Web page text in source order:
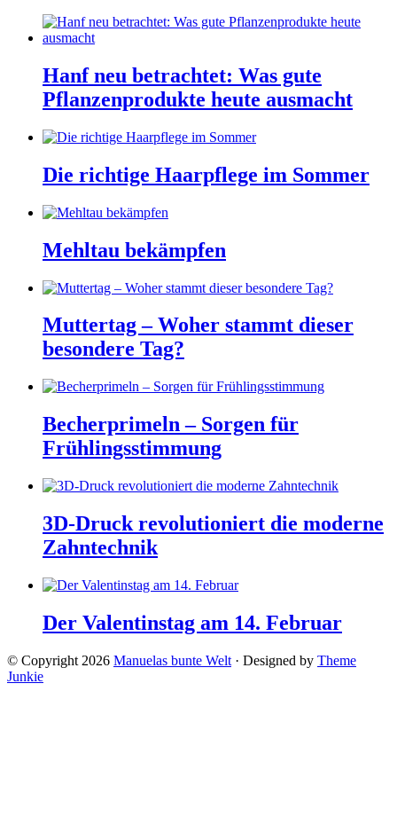
Hanf neu betrachtet: Was gute
Pflanzenprodukte heute ausmacht
Die richtige Haarpflege im Sommer
Mehltau bekämpfen
Muttertag – Woher stammt dieser
besondere Tag?
Becherprimeln – Sorgen für
Frühlingsstimmung
3D-Druck revolutioniert die moderne
Zahntechnik
Der Valentinstag am 14. Februar
© Copyright 2026 Manuelas bunte Welt · Designed by Theme
Junkie